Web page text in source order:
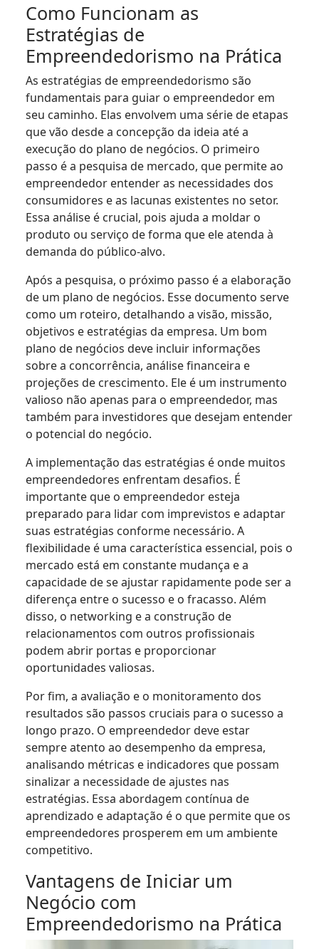
Como Funcionam as
Estratégias de
Empreendedorismo na Prática
As estratégias de empreendedorismo são
fundamentais para guiar o empreendedor em
seu caminho. Elas envolvem uma série de etapas
que vão desde a concepção da ideia até a
execução do plano de negócios. O primeiro
passo é a pesquisa de mercado, que permite ao
empreendedor entender as necessidades dos
consumidores e as lacunas existentes no setor.
Essa análise é crucial, pois ajuda a moldar o
produto ou serviço de forma que ele atenda à
demanda do público-alvo.
Após a pesquisa, o próximo passo é a elaboração
de um plano de negócios. Esse documento serve
como um roteiro, detalhando a visão, missão,
objetivos e estratégias da empresa. Um bom
plano de negócios deve incluir informações
sobre a concorrência, análise financeira e
projeções de crescimento. Ele é um instrumento
valioso não apenas para o empreendedor, mas
também para investidores que desejam entender
o potencial do negócio.
A implementação das estratégias é onde muitos
empreendedores enfrentam desafios. É
importante que o empreendedor esteja
preparado para lidar com imprevistos e adaptar
suas estratégias conforme necessário. A
flexibilidade é uma característica essencial, pois o
mercado está em constante mudança e a
capacidade de se ajustar rapidamente pode ser a
diferença entre o sucesso e o fracasso. Além
disso, o networking e a construção de
relacionamentos com outros profissionais
podem abrir portas e proporcionar
oportunidades valiosas.
Por fim, a avaliação e o monitoramento dos
resultados são passos cruciais para o sucesso a
longo prazo. O empreendedor deve estar
sempre atento ao desempenho da empresa,
analisando métricas e indicadores que possam
sinalizar a necessidade de ajustes nas
estratégias. Essa abordagem contínua de
aprendizado e adaptação é o que permite que os
empreendedores prosperem em um ambiente
competitivo.
Vantagens de Iniciar um
Negócio com
Empreendedorismo na Prática